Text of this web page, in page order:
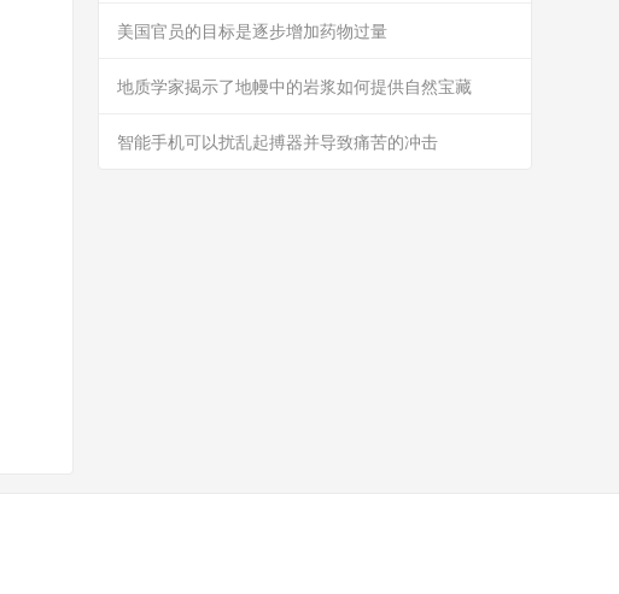
美国官员的目标是逐步增加药物过量
地质学家揭示了地幔中的岩浆如何提供自然宝藏
智能手机可以扰乱起搏器并导致痛苦的冲击